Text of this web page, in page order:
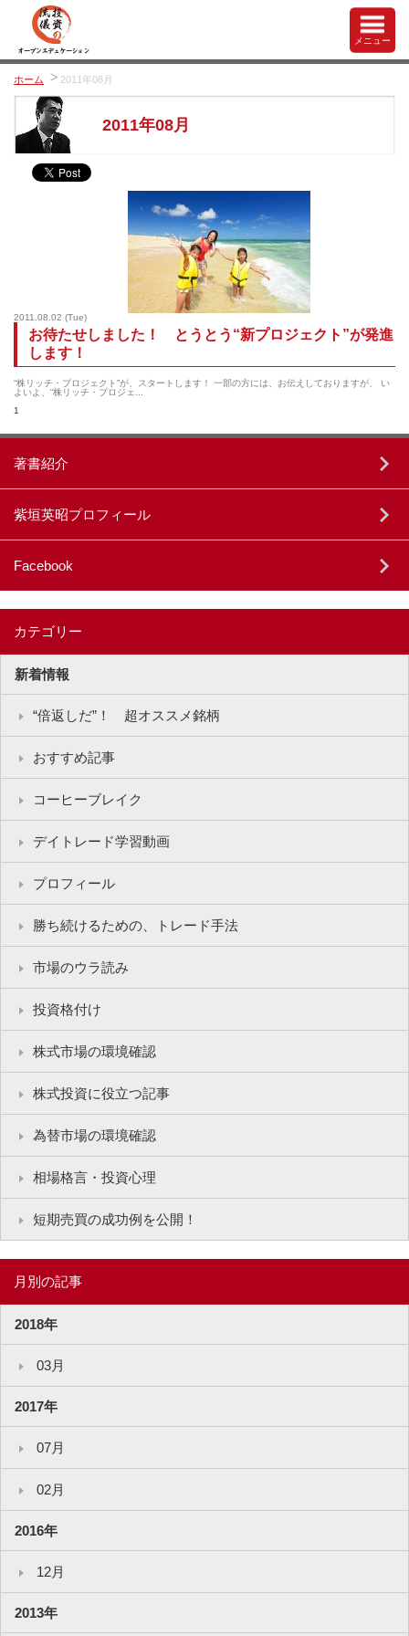
メニュー
ホーム 2011年08月
2011年08月
2011.08.02 (Tue)
お待たせしました！ とうとう“新プロジェクト”が発進
します！
“株リッチ・プロジェクト”が、スタートします！ 一部の方には、お伝えしておりますが、 い
よいよ、“株リッチ・プロジェ...
1
著書紹介
紫垣英昭プロフィール
Facebook
カテゴリー
新着情報
“倍返しだ”！ 超オススメ銘柄
おすすめ記事
コーヒーブレイク
デイトレード学習動画
プロフィール
勝ち続けるための、トレード手法
市場のウラ読み
投資格付け
株式市場の環境確認
株式投資に役立つ記事
為替市場の環境確認
相場格言・投資心理
短期売買の成功例を公開！
月別の記事
2018年
03月
2017年
07月
02月
2016年
12月
2013年